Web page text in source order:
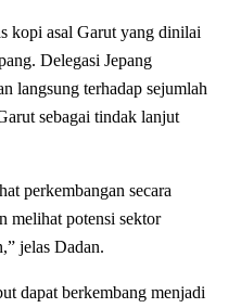
kopi asal Garut yang dinilai
Delegasi Jepang
langsung terhadap sejumlah
sebagai tindak lanjut
perkembangan secara
melihat potensi sektor
jelas Dadan.
dapat berkembang menjadi